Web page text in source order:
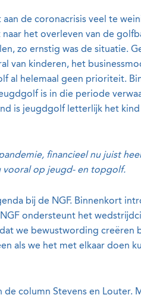
de coronacrisis veel te
het overleven van de
zo ernstig was de situatie.
van kinderen, het
al helemaal geen prioriteit.
is in die periode
is jeugdgolf letterlijk het kind
financieel nu juist
vooral op jeugd- en topgolf.
bij de NGF. Binnenkort
ondersteunt het
we bewustwording creëren
als we het met elkaar doen
column Stevens en Louter.